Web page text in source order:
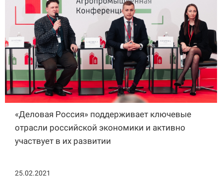
«Деловая Россия» поддерживает ключевые
отрасли российской экономики и активно
участвует в их развитии
25.02.2021